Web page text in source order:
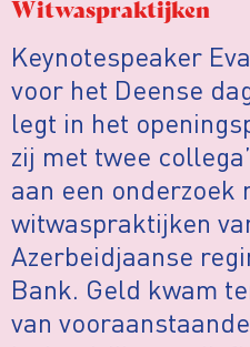
Witwaspraktijken
Keynotespeaker
voor het Deense
legt in het
zij met twee
aan een onderzoek
witwaspraktijken
Azerbeidjaanse
Bank. Geld kwam
van